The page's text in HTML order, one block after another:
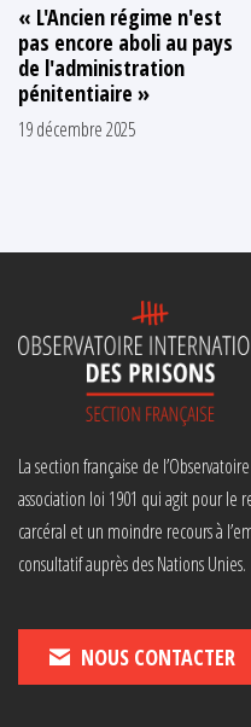
« L'Ancien régime n'est
pas encore aboli au pays
de l'administration
pénitentiaire »
19 décembre 2025
La section française de
association loi 1901 qui agit pour le
carcéral et un moindre recours à
consultatif auprès des Nations Unies.
NOUS CONTACTER